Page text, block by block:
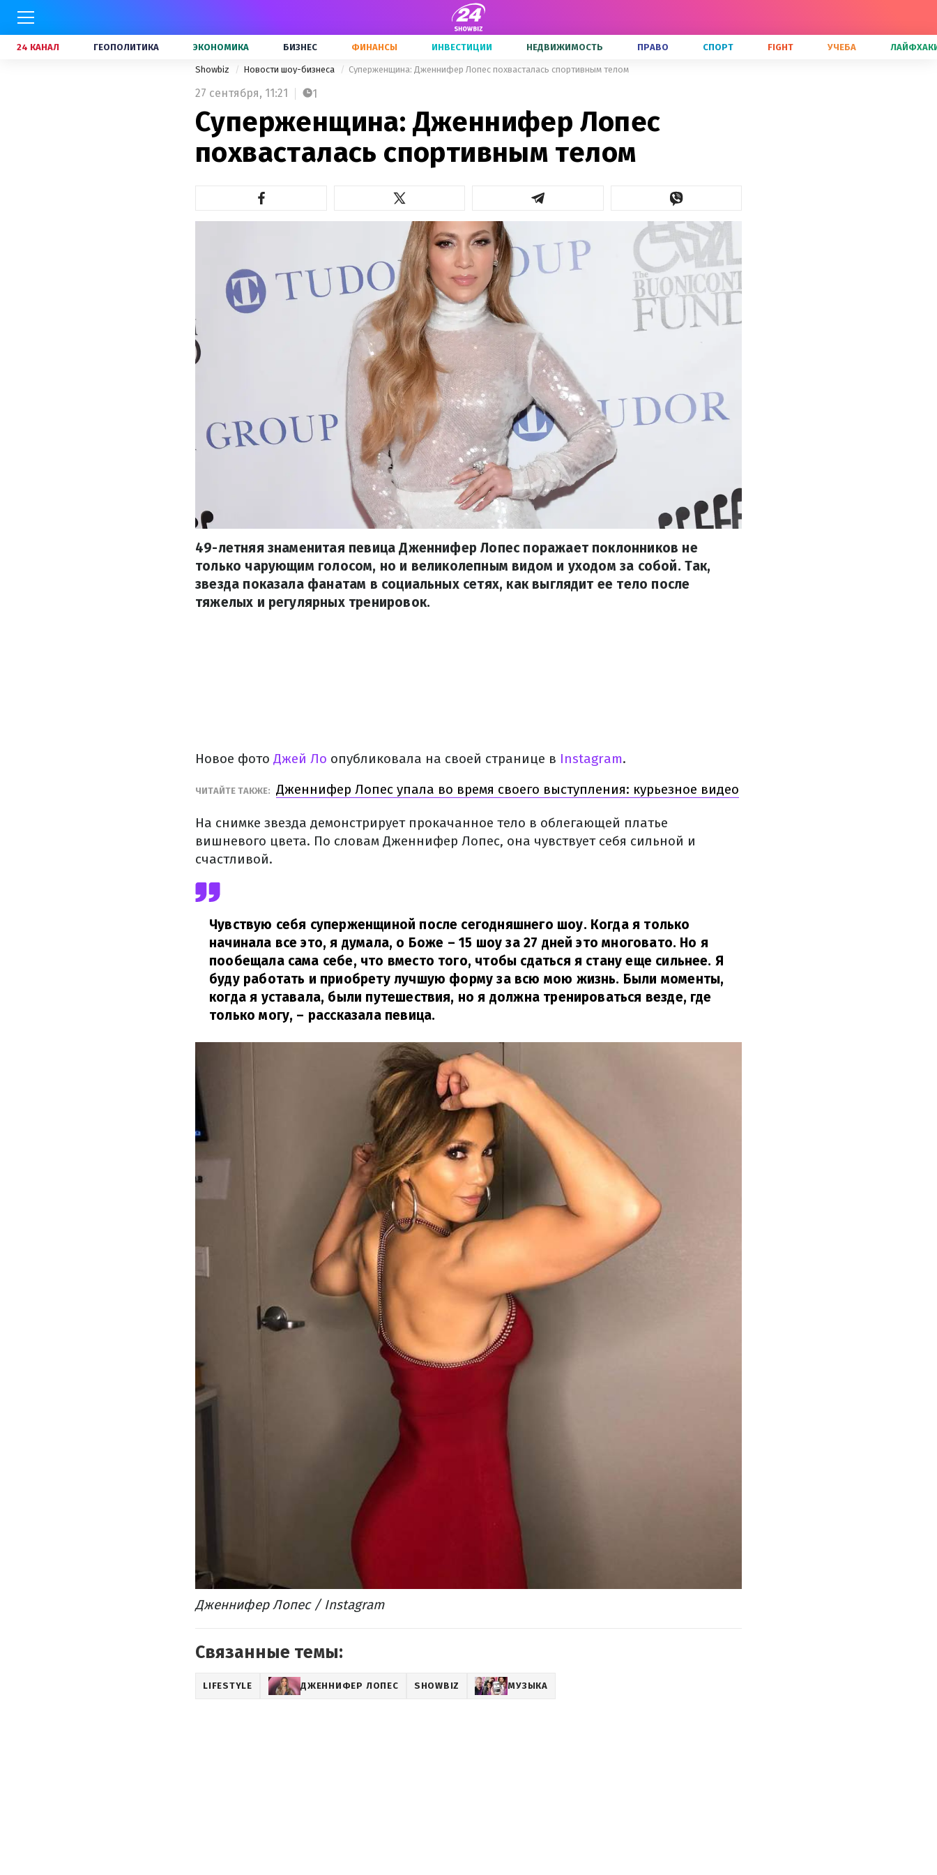
24 КАНАЛ ГЕОПОЛИТИКА ЭКОНОМИКА БИЗНЕС ФИНАНСЫ ИНВЕСТИЦИИ НЕДВИЖИМОСТЬ ПРАВО СПОРТ FIGHT УЧЕБА
Showbiz Новости шоу-бизнеса Суперженщина: Дженнифер Лопес похвасталась спортивным телом
27 сентября, 11:21 1
Суперженщина: Дженнифер Лопес
похвасталась спортивным телом
49-летняя знаменитая певица Дженнифер Лопес поражает поклонников не
только чарующим голосом, но и великолепным видом и уходом за собой. Так,
звезда показала фанатам в социальных сетях, как выглядит ее тело после
тяжелых и регулярных тренировок.
Новое фото Джей Ло опубликовала на своей странице в Instagram.
ЧИТАЙТЕ ТАКЖЕ: Дженнифер Лопес упала во время своего выступления: курьезное видео
На снимке звезда демонстрирует прокачанное тело в облегающей платье
вишневого цвета. По словам Дженнифер Лопес, она чувствует себя сильной и
счастливой.
Чувствую себя суперженщиной после сегодняшнего шоу. Когда я только
начинала все это, я думала, о Боже – 15 шоу за 27 дней это многовато. Но я
пообещала сама себе, что вместо того, чтобы сдаться я стану еще сильнее. Я
буду работать и приобрету лучшую форму за всю мою жизнь. Были моменты,
когда я уставала, были путешествия, но я должна тренироваться везде, где
только могу, – рассказала певица.
Дженнифер Лопес / Instagram
Связанные темы:
LIFESTYLE ДЖЕННИФЕР ЛОПЕС SHOWBIZ МУЗЫКА